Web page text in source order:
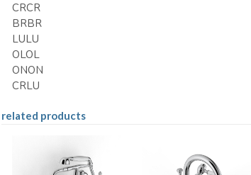
CRCR
BRBR
LULU
OLOL
ONON
CRLU
related products